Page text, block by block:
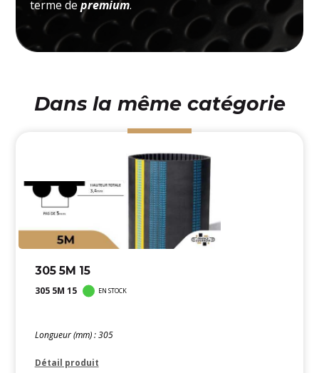
terme depremium.
Dans la même catégorie
305 5M 15
305 5M 15 EN STOCK
Longueur (mm) : 305
Détail produit